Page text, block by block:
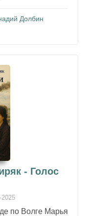
Долбин
- Голос
2025
по Волге Марья